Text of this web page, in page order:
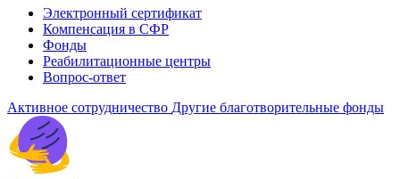
Электронный сертификат
Компенсация в СФР
Фонды
Реабилитационные центры
Вопрос-ответ
Активное сотрудничество Другие благотворительные фонды